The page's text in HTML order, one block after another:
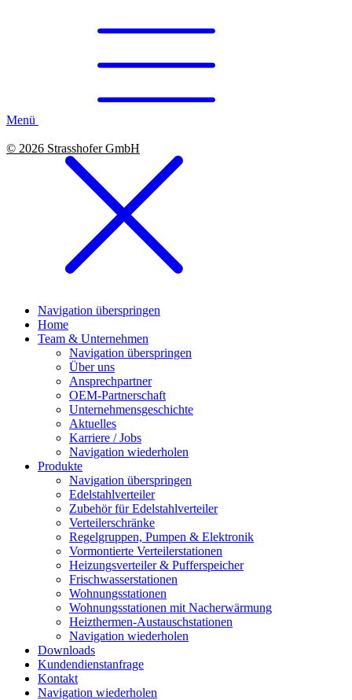
Menü
© 2026 Strasshofer GmbH
Navigation überspringen
Home
Team & Unternehmen
Navigation überspringen
Über uns
Ansprechpartner
OEM-Partnerschaft
Unternehmensgeschichte
Aktuelles
Karriere / Jobs
Navigation wiederholen
Produkte
Navigation überspringen
Edelstahlverteiler
Zubehör für Edelstahlverteiler
Verteilerschränke
Regelgruppen, Pumpen & Elektronik
Vormontierte Verteilerstationen
Heizungsverteiler & Pufferspeicher
Frischwasserstationen
Wohnungsstationen
Wohnungsstationen mit Nacherwärmung
Heizthermen-Austauschstationen
Navigation wiederholen
Downloads
Kundendienstanfrage
Kontakt
Navigation wiederholen